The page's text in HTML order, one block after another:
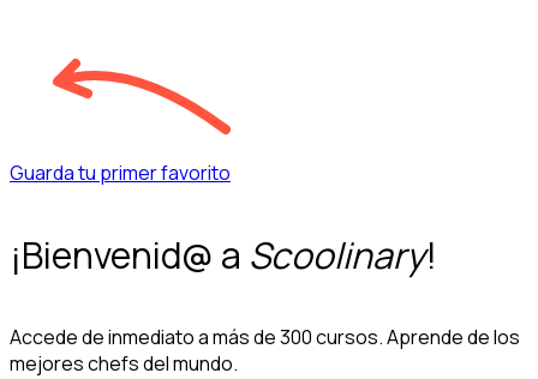
Guarda tu primer favorito
¡Bienvenid@ a Scoolinary!
Accede de inmediato a más de 300 cursos. Aprende de los
mejores chefs del mundo.